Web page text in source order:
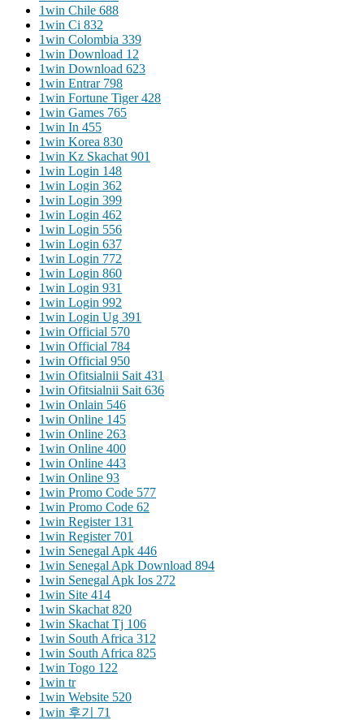
1win Chile 688
1win Ci 832
1win Colombia 339
1win Download 12
1win Download 623
1win Entrar 798
1win Fortune Tiger 428
1win Games 765
1win In 455
1win Korea 830
1win Kz Skachat 901
1win Login 148
1win Login 362
1win Login 399
1win Login 462
1win Login 556
1win Login 637
1win Login 772
1win Login 860
1win Login 931
1win Login 992
1win Login Ug 391
1win Official 570
1win Official 784
1win Official 950
1win Ofitsialnii Sait 431
1win Ofitsialnii Sait 636
1win Onlain 546
1win Online 145
1win Online 263
1win Online 400
1win Online 443
1win Online 93
1win Promo Code 577
1win Promo Code 62
1win Register 131
1win Register 701
1win Senegal Apk 446
1win Senegal Apk Download 894
1win Senegal Apk Ios 272
1win Site 414
1win Skachat 820
1win Skachat Tj 106
1win South Africa 312
1win South Africa 825
1win Togo 122
1win tr
1win Website 520
1win 후기 71